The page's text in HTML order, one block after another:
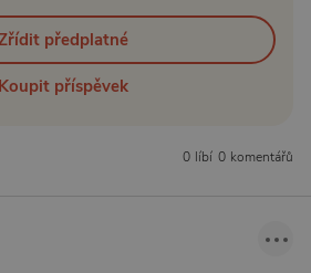
předplatné
Koupit příspěvek
0 líbí 0 komentářů